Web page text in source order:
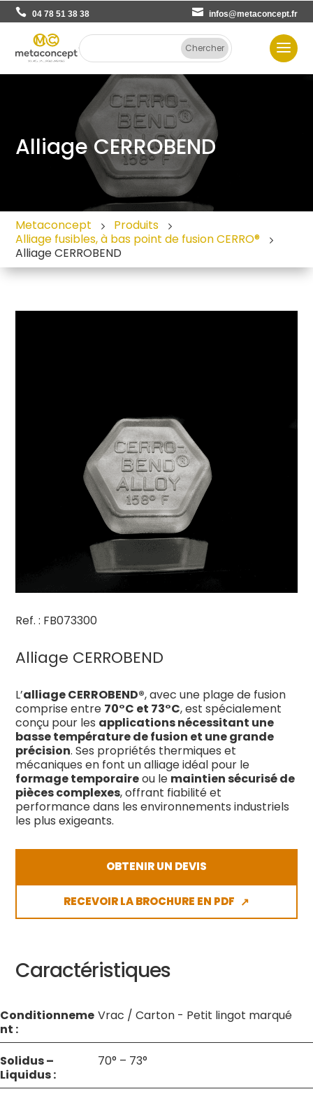
04 78 51 38 38 infos@metaconcept.fr
Alliage CERROBEND
Metaconcept
Produits
Alliage fusibles, à bas point de fusion CERRO®
Alliage CERROBEND
Ref. : FB073300
Alliage CERROBEND
L’alliage CERROBEND®, avec une plage de fusion
comprise entre 70°C et 73°C, est spécialement
conçu pour les applications nécessitant une
basse température de fusion et une grande
précision. Ses propriétés thermiques et
mécaniques en font un alliage idéal pour le
formage temporaireou le maintien sécurisé de
pièces complexes, offrant fiabilité et
performance dans les environnements industriels
les plus exigeants.
OBTENIR UN DEVIS
RECEVOIR LA BROCHURE EN PDF ↗
Caractéristiques
Conditionneme
nt :
Vrac / Carton - Petit lingot marqué
Solidus –
Liquidus :
70° – 73°